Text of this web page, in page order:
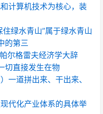
计算机技术为核心，装
绿水青山”属于绿水青山
的第三
尔格雷夫经济学大辞
切直接发生在物
一道拼出来、干出来、
代化产业体系的具体举